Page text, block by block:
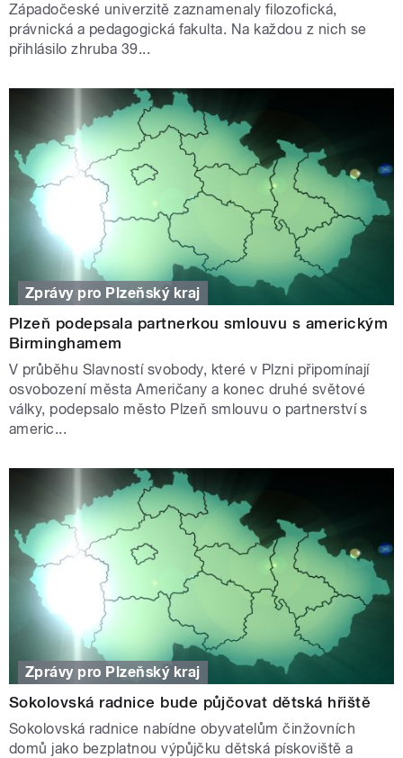
Západočeské univerzitě zaznamenaly filozofická,
právnická a pedagogická fakulta. Na každou z nich se
přihlásilo zhruba 39...
Zprávy pro Plzeňský kraj
Plzeň podepsala partnerkou smlouvu s americkým
Birminghamem
V průběhu Slavností svobody, které v Plzni připomínají
osvobození města Američany a konec druhé světové
války, podepsalo město Plzeň smlouvu o partnerství s
americ...
Zprávy pro Plzeňský kraj
Sokolovská radnice bude půjčovat dětská hřiště
Sokolovská radnice nabídne obyvatelům činžovních
domů jako bezplatnou výpůjčku dětská pískoviště a